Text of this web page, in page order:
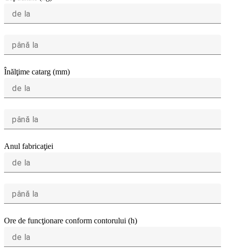
de la
până la
Înălţime catarg (mm)
de la
până la
Anul fabricaţiei
de la
până la
Ore de funcţionare conform contorului (h)
de la